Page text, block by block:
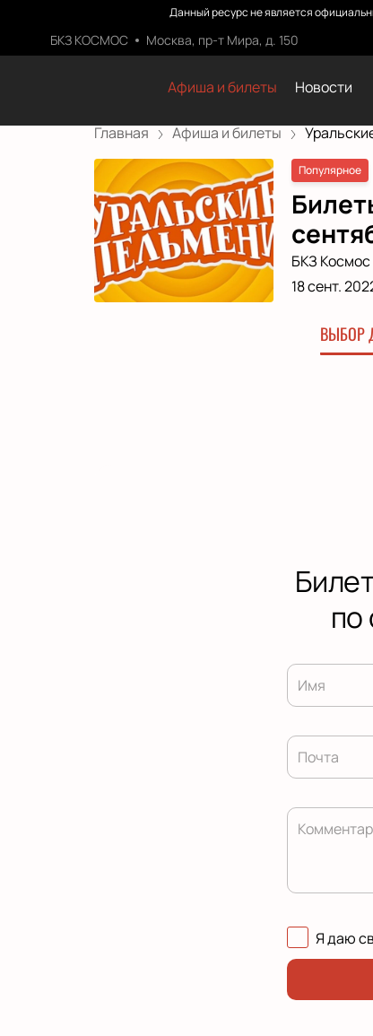
Данный ресурс не является
БКЗ КОСМОС Москва, пр-т Мира, д. 150
Афиша и билеты Новости
Главная Афиша и билеты
Популярное
БКЗ Космос
18 сент.
ВЫБОР
по
Имя
Почта
Я даю